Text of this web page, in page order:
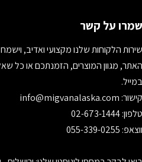
שמרו על קשר
שירות הלקוחות שלנו מקצועי ואדיב,
האתר, מגוון המוצרים, הזמנתכם או כל
במייל.
קישור:
טלפון: 02-673-1444
ווצאפ: 055-339-0255